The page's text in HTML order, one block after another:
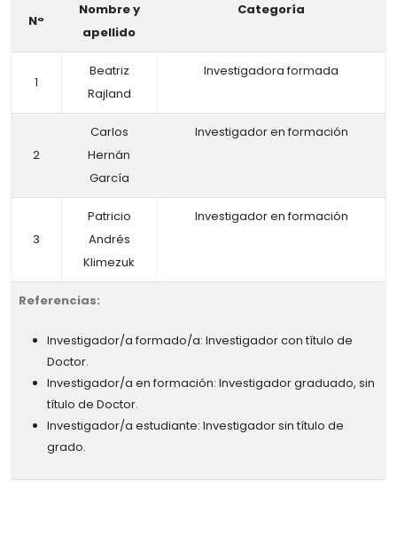
N°
Nombre y
apellido
Categoría
1
Beatriz
Rajland
Investigadora formada
2
Carlos
Hernán
García
Investigador en formación
3
Patricio
Andrés
Klimezuk
Investigador en formación
Referencias:
Investigador/a formado/a: Investigador con título de
Doctor.
Investigador/a en formación: Investigador graduado, sin
título de Doctor.
Investigador/a estudiante: Investigador sin título de
grado.